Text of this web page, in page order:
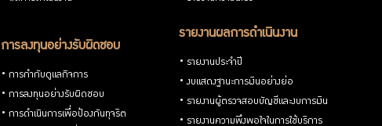
การลงทุนอย่างรับผิดชอบ
การกำกับดูแลกิจการ
การลงทุนอย่างรับผิดชอบ
การดำเนินการเพื่อป้องกันทุจริต
รายงานผลการดำเนินงาน
รายงานประจำปี
งบแสดงฐานะการเงินอย่างย่อ
รายงานผู้ตรวจสอบบัญชีและงบการเงิน
รายงานความพึงพอใจในการใช้บริการ